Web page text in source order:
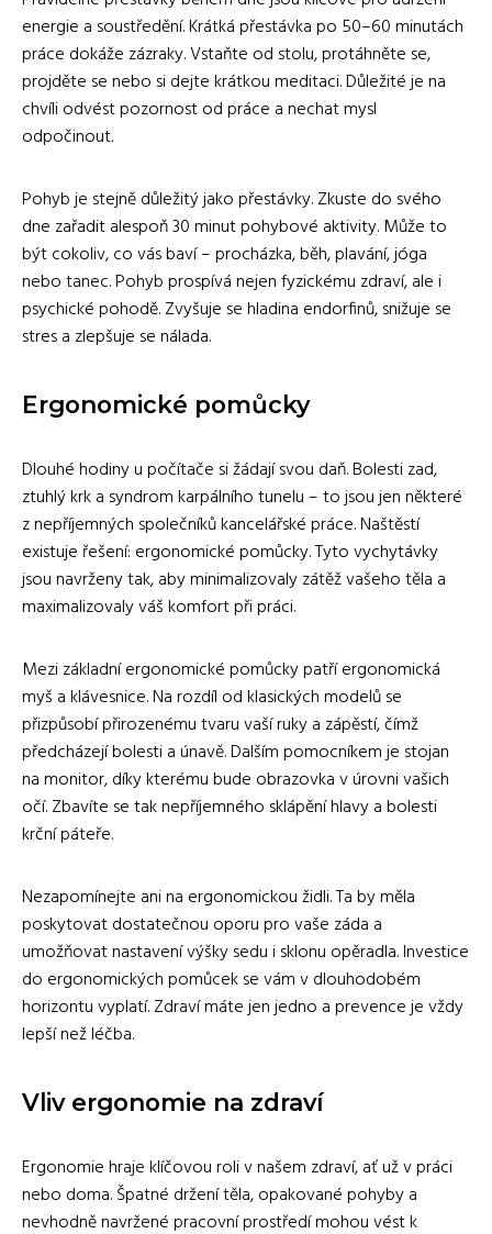
energie a soustředění. Krátká přestávka po 50–60 minutách
práce dokáže zázraky. Vstaňte od stolu, protáhněte se,
projděte se nebo si dejte krátkou meditaci. Důležité je na
chvíli odvést pozornost od práce a nechat mysl
odpočinout.
Pohyb je stejně důležitý jako přestávky. Zkuste do svého
dne zařadit alespoň 30 minut pohybové aktivity. Může to
být cokoliv, co vás baví – procházka, běh, plavání, jóga
nebo tanec. Pohyb prospívá nejen fyzickému zdraví, ale i
psychické pohodě. Zvyšuje se hladina endorfinů, snižuje se
stres a zlepšuje se nálada.
Ergonomické pomůcky
Dlouhé hodiny u počítače si žádají svou daň. Bolesti zad,
ztuhlý krk a syndrom karpálního tunelu – to jsou jen některé
z nepříjemných společníků kancelářské práce. Naštěstí
existuje řešení: ergonomické pomůcky. Tyto vychytávky
jsou navrženy tak, aby minimalizovaly zátěž vašeho těla a
maximalizovaly váš komfort při práci.
Mezi základní ergonomické pomůcky patří ergonomická
myš a klávesnice. Na rozdíl od klasických modelů se
přizpůsobí přirozenému tvaru vaší ruky a zápěstí, čímž
předcházejí bolesti a únavě. Dalším pomocníkem je stojan
na monitor, díky kterému bude obrazovka v úrovni vašich
očí. Zbavíte se tak nepříjemného sklápění hlavy a bolesti
krční páteře.
Nezapomínejte ani na ergonomickou židli. Ta by měla
poskytovat dostatečnou oporu pro vaše záda a
umožňovat nastavení výšky sedu i sklonu opěradla. Investice
do ergonomických pomůcek se vám v dlouhodobém
horizontu vyplatí. Zdraví máte jen jedno a prevence je vždy
lepší než léčba.
Vliv ergonomie na zdraví
Ergonomie hraje klíčovou roli v našem zdraví, ať už v práci
nebo doma. Špatné držení těla, opakované pohyby a
nevhodně navržené pracovní prostředí mohou vést k